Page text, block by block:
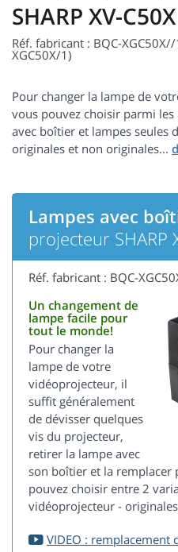
SHARP XV-C50X
Réf. fabricant : BQC-
XGC50X/1)
Pour changer la lampe de
vous pouvez choisir parmi
avec boîtier et lampes seules
originales et non originales...
Lampes avec
projecteur SHARP
Réf. fabricant : BQC-
Un changement de
lampe facile pour
tout le monde!
Pour changer la
lampe de votre
vidéoprojecteur, il
suffit généralement
de dévisser quelques
vis du projecteur,
retirer la lampe avec
son boîtier et la remplacer
pouvez choisir entre 2
vidéoprojecteur -
VIDEO : remplacement